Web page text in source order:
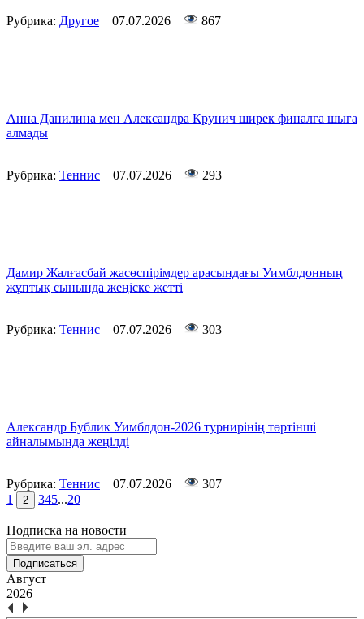
Рубрика: Другое 07.07.2026 867
Анна Данилина мен Александра Крунич ширек финалға шыға
алмады
Рубрика: Теннис 07.07.2026 293
Дамир Жалғасбай жасөспірімдер арасындағы Уимблдонның
жұптық сынында жеңіске жетті
Рубрика: Теннис 07.07.2026 303
Александр Бублик Уимблдон-2026 турнирінің төртінші
айналымында жеңілді
Рубрика: Теннис 07.07.2026
307
1
2 345...20
Подписка на новости
Подписаться
Август
2026